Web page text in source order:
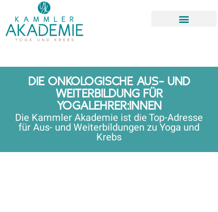
DIE ONKOLOGISCHE AUS- UND
WEITERBILDUNG FÜR
YOGALEHRER:INNEN
Die Kammler Akademie ist die Top-Adresse
für Aus- und Weiterbildungen zu Yoga und
Krebs